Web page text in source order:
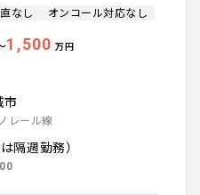
なし オンコール対応なし
1,500 万円
市
レール線
隔週勤務）